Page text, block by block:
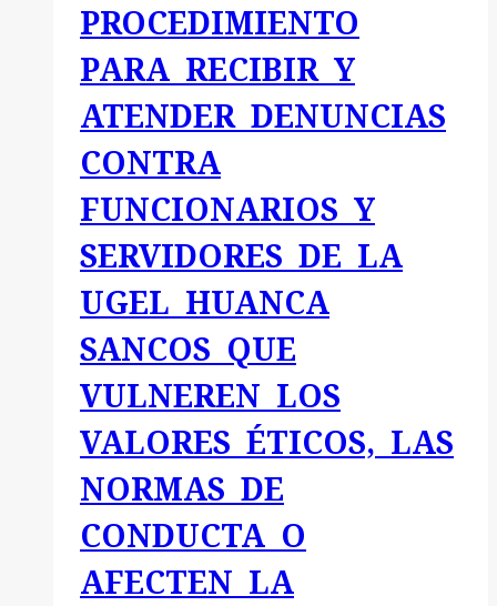
ESTABLECE
EL
CÓDIGO
DE
ÉTICA
Y
CONDUCTA
DE
LA
ENTIDAD
PROCEDIMIENTO
PARA RECIBIR Y
ATENDER DENUNCIAS
CONTRA
FUNCIONARIOS Y
SERVIDORES DE LA
UGEL HUANCA
SANCOS QUE
VULNEREN LOS
VALORES ÉTICOS, LAS
NORMAS DE
CONDUCTA O
AFECTEN LA